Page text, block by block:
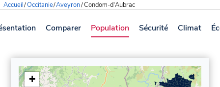
Accueil/Occitanie/Aveyron/Condom-d'Aubrac
Comparer Population Sécurité Climat
+